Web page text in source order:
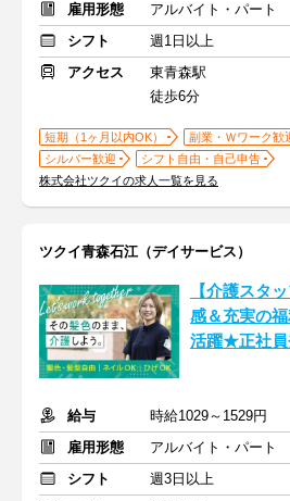
雇用形態
アルバイト・パート
シフト
週1日以上
アクセス
東青森駅
徒歩6分
短期（1ヶ月以内OK） 副業・Ｗワーク歓
シルバー歓迎
シフト自由・自己申告
株式会社ツクイの求人一覧を見る
ツクイ青森石江（デイサービス）
【介護スタ
感＆充実の
活躍★正社員
給与
時給1029～1529円
雇用形態
アルバイト・パート
シフト
週3日以上